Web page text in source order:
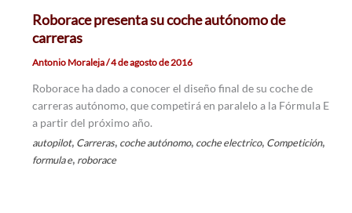
Roborace presenta su coche autónomo de
carreras
Antonio Moraleja/4 de agosto de 2016
Roborace ha dado a conocer el diseño final de su coche de
carreras autónomo, que competirá en paralelo a la Fórmula E
a partir del próximo año.
autopilot, Carreras, coche autónomo, coche electrico, Competición,
formula e, roborace